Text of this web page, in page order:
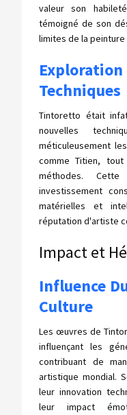
valeur son
témoigné de son
limites de la
Techniques
Tintoretto était
nouvelles
méticuleusement
comme Titien,
méthodes.
investissement
matérielles et
réputation d'artiste
Impact et
Influence
Culture
Les œuvres de
influençant les
contribuant de
artistique mondial.
leur innovation
leur impact